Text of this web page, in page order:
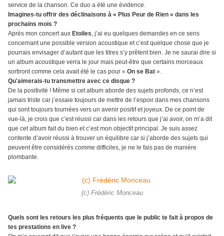
service de la chanson. Ce duo a été une évidence.
Imagines-tu offrir des déclinaisons à « Plus Peur de Rien » dans les
prochains mois ?
Après mon concert aux Etoiles, j’ai eu quelques demandes en ce sens
concernant une possible version acoustique et c’est quelque chose que je
pourrais envisager d’autant que les titres s’y prêtent bien. Je ne saurai dire si
un album acoustique verra le jour mais peut-être que certains morceaux
sortiront comme cela avait été le cas pour « On se Bat ».
Qu'aimerais-tu transmettre avec ce disque ?
De la positivité ! Même si cet album aborde des sujets profonds, ce n’est
jamais triste car j’essaie toujours de mettre de l’espoir dans mes chansons
qui sont toujours tournées vers un avenir positif et joyeux. De ce point de
vue-là, je crois que c’est réussi car dans les retours que j’ai avoir, on m’a dit
que cet album fait du bien et c’est mon objectif principal. Je suis assez
contente d’avoir réussi à trouver un équilibre car si j’aborde des sujets qui
peuvent être considérés comme difficiles, je ne le fais pas de manière
plombante.
(c) Frédéric Monceau
Quels sont les retours les plus fréquents que le public te fait à propos de
tes prestations en live ?